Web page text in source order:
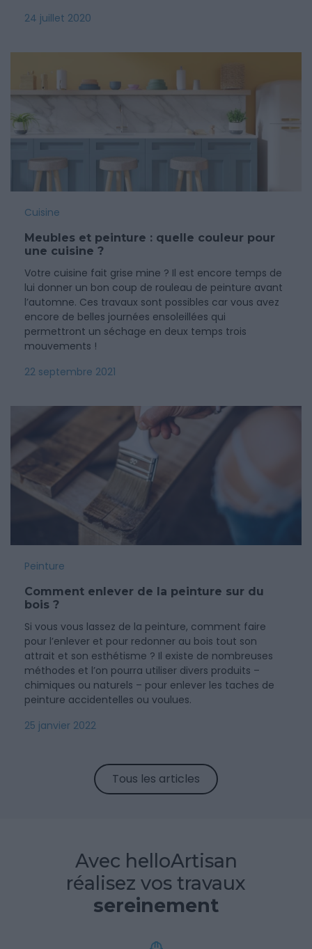
24 juillet 2020
Cuisine
Meubles et peinture : quelle couleur pour
une cuisine ?
Votre cuisine fait grise mine ? Il est encore temps de
lui donner un bon coup de rouleau de peinture avant
l’automne. Ces travaux sont possibles car vous avez
encore de belles journées ensoleillées qui
permettront un séchage en deux temps trois
mouvements !
22 septembre 2021
Peinture
Comment enlever de la peinture sur du
bois ?
Si vous vous lassez de la peinture, comment faire
pour l’enlever et pour redonner au bois tout son
attrait et son esthétisme ? Il existe de nombreuses
méthodes et l’on pourra utiliser divers produits –
chimiques ou naturels – pour enlever les taches de
peinture accidentelles ou voulues.
25 janvier 2022
Tous les articles
Avec helloArtisan
réalisez vos travaux
sereinement